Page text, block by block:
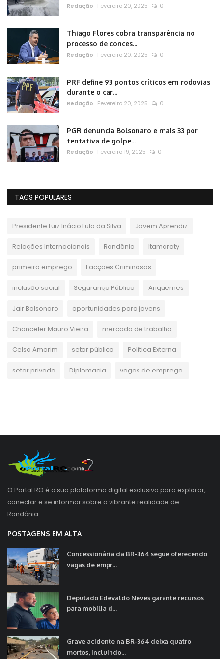
Redação Fevereiro 20, 2025 0
Thiago Flores cobra transparência no
processo de conces...
Redação Fevereiro 20, 2025 0
PRF define 93 pontos críticos em rodovias
durante o car...
Redação Fevereiro 20, 2025 0
PGR denuncia Bolsonaro e mais 33 por
tentativa de golpe...
Redação Fevereiro 19, 2025 0
TAGS POPULARES
Presidente Luiz Inácio Lula da Silva Jovem Aprendiz
Relações Internacionais Rondônia Itamaraty
primeiro emprego Facções Criminosas
inclusão social Segurança Pública Ariquemes
Jair Bolsonaro oportunidades para jovens
Chanceler Mauro Vieira mercado de trabalho
Celso Amorim setor público Política Externa
setor privado Diplomacia vagas de emprego.
O Portal RO é a sua plataforma digital exclusiva para explorar,
conectar e se informar sobre a vibrante realidade de
Rondônia.
POSTAGENS EM ALTA
Concessionária da BR-364 segue oferecendo
vagas de empr...
Deputado Edevaldo Neves garante recursos
para mobília d...
Grave acidente na BR-364 deixa quatro
mortos, incluindo...